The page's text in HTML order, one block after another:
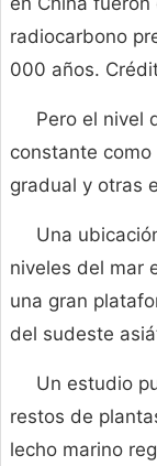
radiocarbono
000 años.
Pero el nivel
constante
gradual y otras
Una
niveles del mar
una gran
del sudeste
Un estudio
restos de
lecho marino